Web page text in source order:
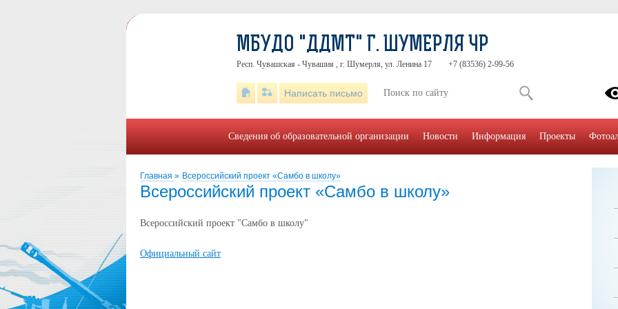
Главная » Всероссийский проект «Самбо в школу»
Всероссийский проект «Самбо в школу»
Всероссийский проект "Самбо в школу"
Официальный сайт
МБУДО "ДДМТ" Г. ШУМЕРЛЯ ЧР
Респ. Чувашская - Чувашия , г. Шумерля, ул. Ленина 17 +7 (83536) 2-99-56
Написать письмо
Сведения об образовательной организации Новости Информация Проекты